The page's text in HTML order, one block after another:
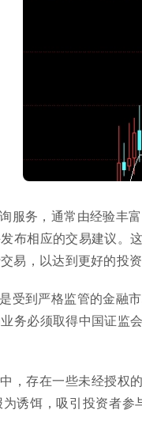
服务，通常由经验丰
布相应的交易建议。
易，以达到更好的投资
受到严格监管的金融
务必须取得中国证监
，存在一些未经授权
诱饵，吸引投资者